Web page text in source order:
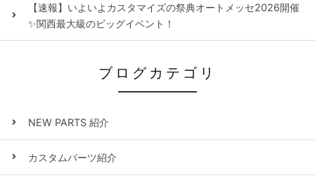
【速報】いよいよカスタマイズの祭典オートメッセ2026開催
✨関西最大級のビッグイベント！
ブログカテゴリ
NEW PARTS 紹介
カスタムパーツ紹介